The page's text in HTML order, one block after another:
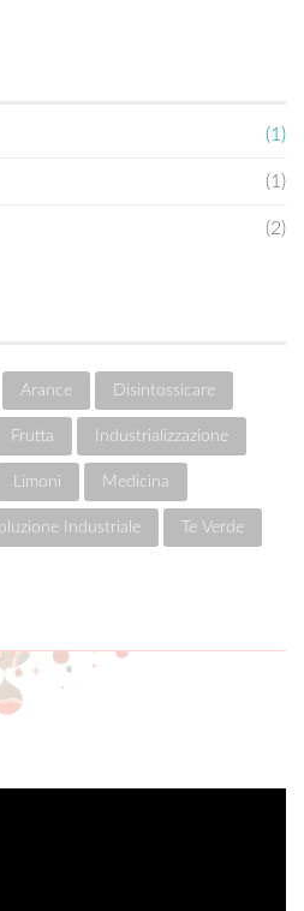
(1)
(1)
(2)
Arance Disintossicare
Frutta Industrializzazione
Limoni Medicina
Industriale Te Verde